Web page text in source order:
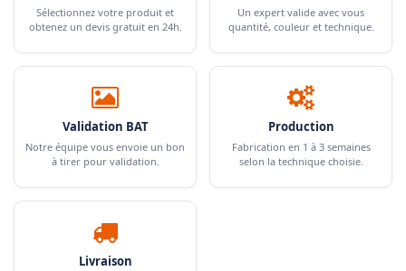
Sélectionnez votre produit et
obtenez un devis gratuit en 24h.
Un expert valide avec vous
quantité, couleur et technique.
Validation BAT
Notre équipe vous envoie un bon
à tirer pour validation.
Production
Fabrication en 1 à 3 semaines
selon la technique choisie.
Livraison